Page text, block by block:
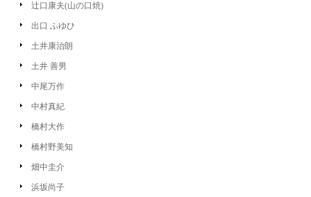
辻口康夫(山の口焼)
出口 ふゆひ
土井康治朗
土井 善男
中尾万作
中村真紀
橋村大作
橋村野美知
畑中圭介
浜坂尚子